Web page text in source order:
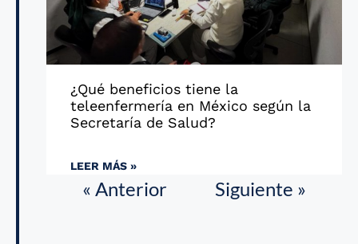
¿Qué beneficios tiene la
teleenfermería en México según la
Secretaría de Salud?
LEER MÁS »
« Anterior Siguiente »